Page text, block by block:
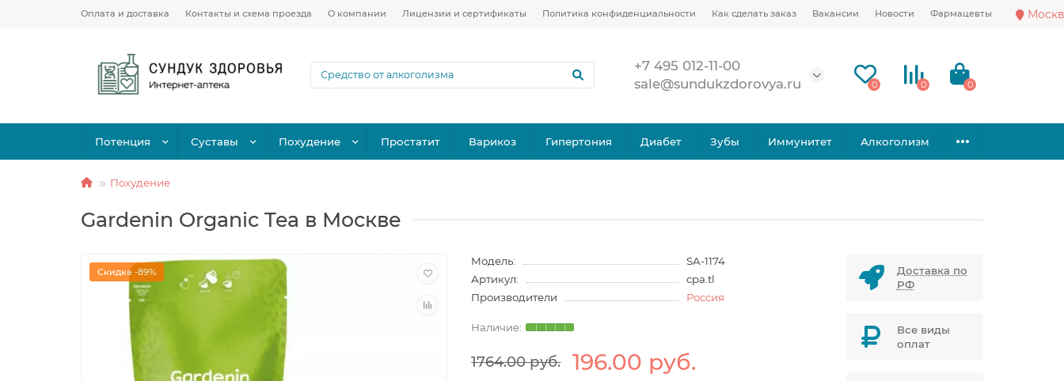
Оплата и доставка Контакты и схема проезда О компании Лицензии и сертификаты Политика конфиденциальности Как сделать заказ Вакансии Новости Фармацевты
+7 495 012-11-00
sale@sundukzdorovya.ru
0 0 0
Потенция Суставы Похудение Простатит Варикоз Гипертония Диабет Зубы Иммунитет Алкоголизм
Похудение
Gardenin Organic Tea в Москве
Скидка -89%
Модель:
SA-1174
Артикул:
cpa.tl
Производители
Россия
1764.00 руб. 196.00 руб.
Доставка по
РФ
Все виды
оплат